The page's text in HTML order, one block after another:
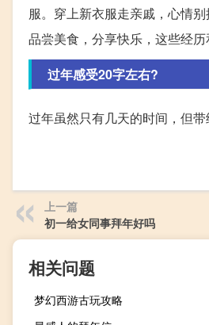
服。穿上新衣服走亲戚，心情
品尝美食，分享快乐，这些经历
过年感受20字左右?
过年虽然只有几天的时间，但
上一篇
初一给女同事拜年好吗
相关问题
梦幻西游古玩攻略